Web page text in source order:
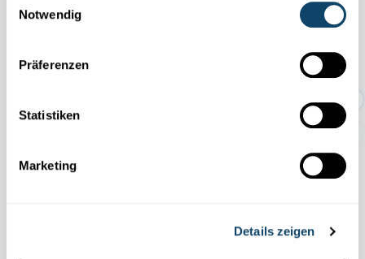
Notwendig
Präferenzen
Statistiken
Marketing
Details zeigen
2026
/
TEMPORÄRE AUSSTELLUNG: